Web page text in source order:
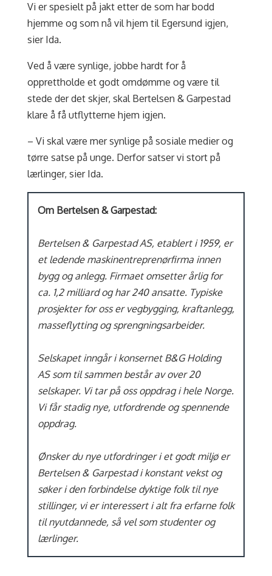
Vi er spesielt på jakt etter de som har bodd
hjemme og som nå vil hjem til Egersund igjen,
sier Ida.
Ved å være synlige, jobbe hardt for å
opprettholde et godt omdømme og være til
stede der det skjer, skal Bertelsen & Garpestad
klare å få utflytterne hjem igjen.
– Vi skal være mer synlige på sosiale medier og
tørre satse på unge. Derfor satser vi stort på
lærlinger, sier Ida.
Om Bertelsen & Garpestad:
Bertelsen & Garpestad AS, etablert i 1959, er
et ledende maskinentreprenørfirma innen
bygg og anlegg. Firmaet omsetter årlig for
ca. 1,2 milliard og har 240 ansatte. Typiske
prosjekter for oss er vegbygging, kraftanlegg,
masseflytting og sprengningsarbeider.
Selskapet inngår i konsernet B&G Holding
AS som til sammen består av over 20
selskaper. Vi tar på oss oppdrag i hele Norge.
Vi får stadig nye, utfordrende og spennende
oppdrag.
Ønsker du nye utfordringer i et godt miljø er
Bertelsen & Garpestad i konstant vekst og
søker i den forbindelse dyktige folk til nye
stillinger, vi er interessert i alt fra erfarne folk
til nyutdannede, så vel som studenter og
lærlinger.